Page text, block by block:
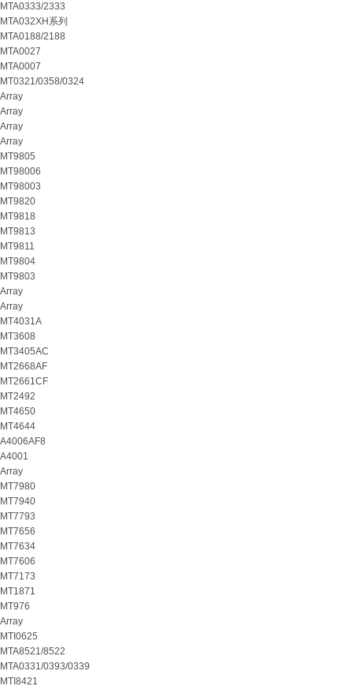
MTA0333/2333
MTA032XH系列
MTA0188/2188
MTA0027
MTA0007
MT0321/0358/0324
Array
Array
Array
Array
MT9805
MT98006
MT98003
MT9820
MT9818
MT9813
MT9811
MT9804
MT9803
Array
Array
MT4031A
MT3608
MT3405AC
MT2668AF
MT2661CF
MT2492
MT4650
MT4644
A4006AF8
A4001
Array
MT7980
MT7940
MT7793
MT7656
MT7634
MT7606
MT7173
MT1871
MT976
Array
MTI0625
MTA8521/8522
MTA0331/0393/0339
MTI8421